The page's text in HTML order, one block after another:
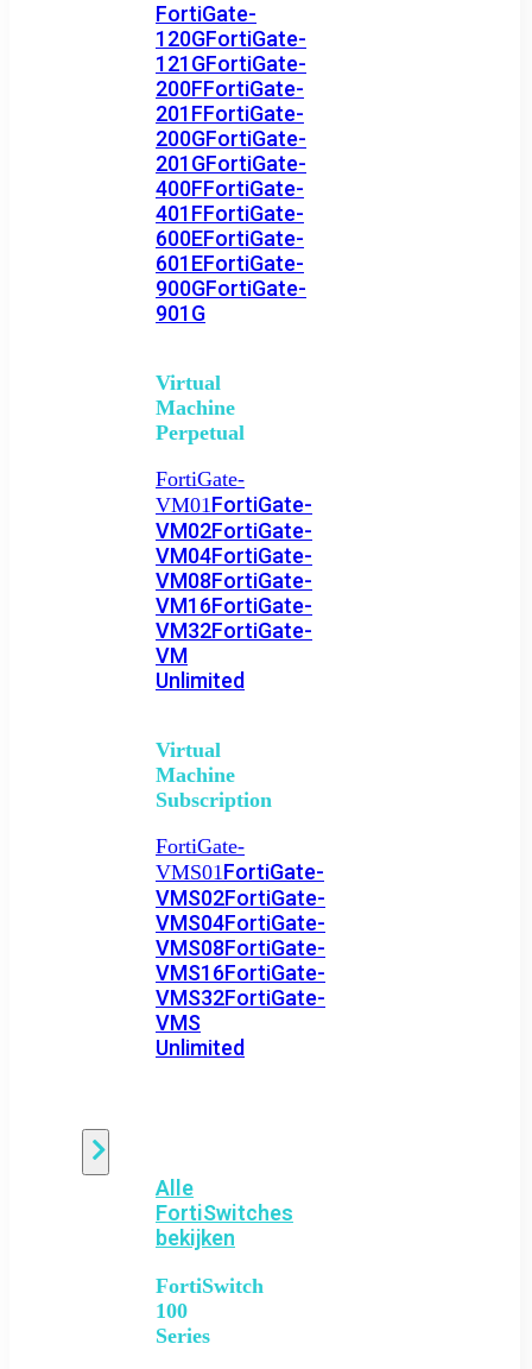
FortiGate-
120GFortiGate-
121GFortiGate-
200FFortiGate-
201FFortiGate-
200GFortiGate-
201GFortiGate-
400FFortiGate-
401FFortiGate-
600EFortiGate-
601EFortiGate-
900GFortiGate-
901G
Virtual
Machine
Perpetual
FortiGate-
VM01FortiGate-
VM02FortiGate-
VM04FortiGate-
VM08FortiGate-
VM16FortiGate-
VM32FortiGate-
VM
Unlimited
Virtual
Machine
Subscription
FortiGate-
VMS01FortiGate-
VMS02FortiGate-
VMS04FortiGate-
VMS08FortiGate-
VMS16FortiGate-
VMS32FortiGate-
VMS
Unlimited
Alle
FortiSwitches
bekijken
FortiSwitch
100
Series